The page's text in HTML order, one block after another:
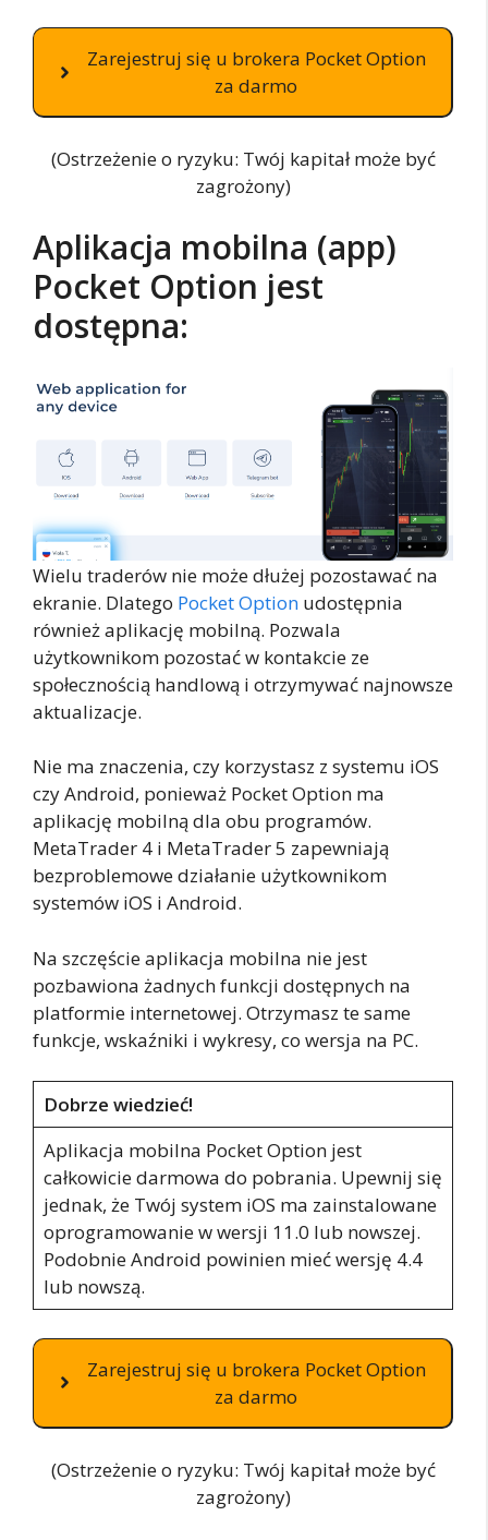
Zarejestruj się u brokera Pocket Option
za darmo
(Ostrzeżenie o ryzyku: Twój kapitał może być
zagrożony)
Aplikacja mobilna (app)
Pocket Option jest
dostępna:
Wielu traderów nie może dłużej pozostawać na
ekranie. Dlatego Pocket Option udostępnia
również aplikację mobilną. Pozwala
użytkownikom pozostać w kontakcie ze
społecznością handlową i otrzymywać najnowsze
aktualizacje.
Nie ma znaczenia, czy korzystasz z systemu iOS
czy Android, ponieważ Pocket Option ma
aplikację mobilną dla obu programów.
MetaTrader 4 i MetaTrader 5 zapewniają
bezproblemowe działanie użytkownikom
systemów iOS i Android.
Na szczęście aplikacja mobilna nie jest
pozbawiona żadnych funkcji dostępnych na
platformie internetowej. Otrzymasz te same
funkcje, wskaźniki i wykresy, co wersja na PC.
Dobrze wiedzieć!
Aplikacja mobilna Pocket Option jest
całkowicie darmowa do pobrania. Upewnij się
jednak, że Twój system iOS ma zainstalowane
oprogramowanie w wersji 11.0 lub nowszej.
Podobnie Android powinien mieć wersję 4.4
lub nowszą.
Zarejestruj się u brokera Pocket Option
za darmo
(Ostrzeżenie o ryzyku: Twój kapitał może być
zagrożony)